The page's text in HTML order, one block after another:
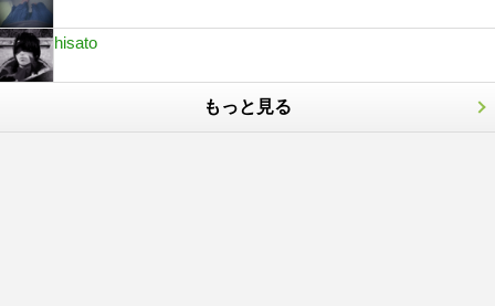
hisato
もっと見る